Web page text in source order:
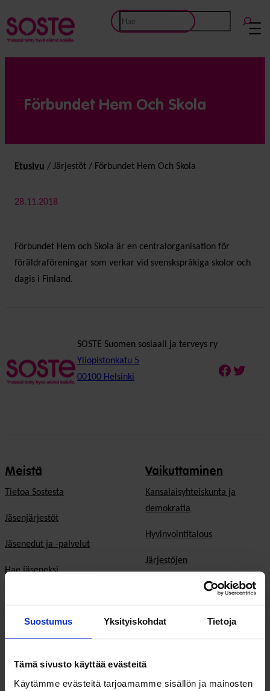
Suostumus Yksityiskohdat Tietoja
Tämä sivusto käyttää evästeitä
Käytämme evästeitä tarjoamamme sisällön ja mainosten
Etsi
Förbundet Hem Och Skola
Etusivu / Järjestöt / Förbundet Hem Och Skola
28.11.2018
Förbundet Hem och Skola är en centralorganisation för
föräldraföreningar som verkar vid svenskspråkiga skolor och
dagis i Finland.
SOSTE Suomen sosiaali ja terveys ry
Yliopistonkatu 5
00100 Helsinki
Meistä
Tietoa Sostesta
Jäsenjärjestöt
Jäsenedut ja -palvelut
Hae jäseneksi
Varaa kokoustila
Vaikuttaminen
Kansalaisyhteiskunta ja
demokratia
Hyvinvointitalous
Järjestöjen
Hyvinvoinnin ja terveyden
edistäminen